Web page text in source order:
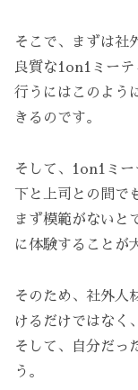
そこで、まずは社
良質な1on1ミー
行うにはこのよう
きるのです。
そして、1on1ミ
下と上司との間で
まず模範がないと
に体験することが
そのため、社外人
けるだけではなく
そして、自分だっ
う。